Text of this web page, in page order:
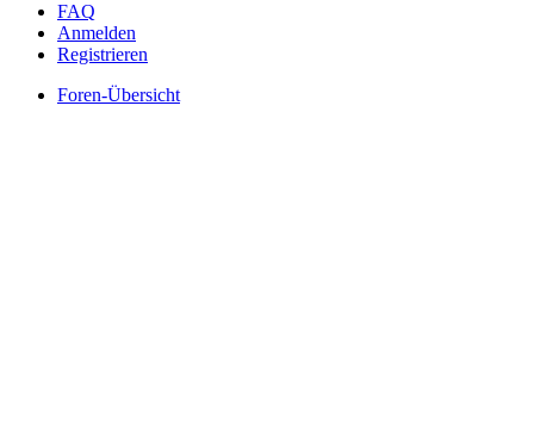
FAQ
Anmelden
Registrieren
Foren-Übersicht